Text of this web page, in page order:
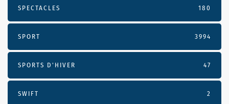
SPECTACLES 180
SPORT 3994
SPORTS D'HIVER 47
SWIFT 2